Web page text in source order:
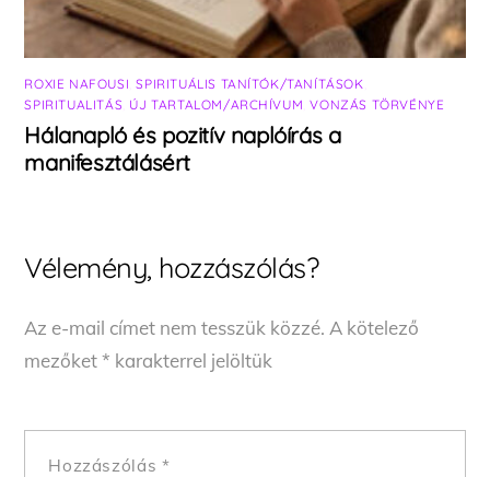
ROXIE NAFOUSI ,SPIRITUÁLIS TANÍTÓK/TANÍTÁSOK
SPIRITUALITÁS ÚJ TARTALOM/ARCHÍVUM ,VONZÁS TÖRVÉNYE
Hálanapló és pozitív naplóírás a
manifesztálásért
Vélemény, hozzászólás?
Az e-mail címet nem tesszük közzé. A kötelező
mezőket* karakterrel jelöltük
Hozzászólás *